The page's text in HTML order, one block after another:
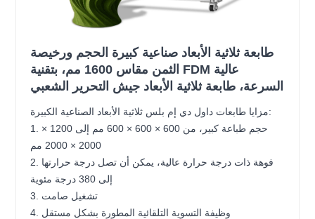
طابعة ثلاثية الأبعاد صناعية كبيرة الحجم ورخيصة
الثمن مقاس 1600 مم، بتقنية FDM عالية
السرعة، طابعة ثلاثية الأبعاد جيش التحرير الشعبي
مزايا طابعات داول دي إم بلس ثلاثية الأبعاد الصناعية الكبيرة:
1. حجم طباعة كبير، من 600 × 600 × 600 مم إلى 1200 ×
2000 × 2000 مم
2. فوهة ذات درجة حرارة عالية، يمكن أن تصل درجة حرارتها
إلى 380 درجة مئوية
3. تشغيل صامت
4. وظيفة التسوية التلقائية المطورة بشكل مستقل